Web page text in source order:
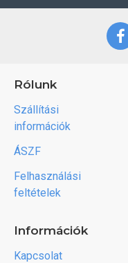
Rólunk
Szállítási
információk
ÁSZF
Felhasználási
feltételek
Információk
Kapcsolat